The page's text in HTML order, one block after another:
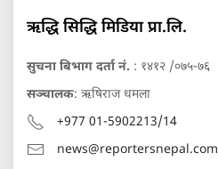
ऋद्धि सिद्धि मिडिया प्रा.लि.
सुचना बिभाग दर्ता नं. : १४१२ /०७५-७६
सञ्चालक: ऋषिराज धमला
+977 01-5902213/14
news@reportersnepal.com